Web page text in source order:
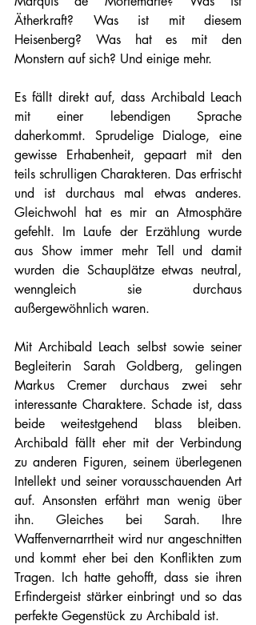
Ätherkraft? Was ist mit diesem
Heisenberg? Was hat es mit den
Monstern auf sich? Und einige mehr.
Es fällt direkt auf, dass Archibald Leach
mit einer lebendigen Sprache
daherkommt. Sprudelige Dialoge, eine
gewisse Erhabenheit, gepaart mit den
teils schrulligen Charakteren. Das erfrischt
und ist durchaus mal etwas anderes.
Gleichwohl hat es mir an Atmosphäre
gefehlt. Im Laufe der Erzählung wurde
aus Show immer mehr Tell und damit
wurden die Schauplätze etwas neutral,
wenngleich sie durchaus
außergewöhnlich waren.
Mit Archibald Leach selbst sowie seiner
Begleiterin Sarah Goldberg, gelingen
Markus Cremer durchaus zwei sehr
interessante Charaktere. Schade ist, dass
beide weitestgehend blass bleiben.
Archibald fällt eher mit der Verbindung
zu anderen Figuren, seinem überlegenen
Intellekt und seiner vorausschauenden Art
auf. Ansonsten erfährt man wenig über
ihn. Gleiches bei Sarah. Ihre
Waffenvernarrtheit wird nur angeschnitten
und kommt eher bei den Konflikten zum
Tragen. Ich hatte gehofft, dass sie ihren
Erfindergeist stärker einbringt und so das
perfekte Gegenstück zu Archibald ist.